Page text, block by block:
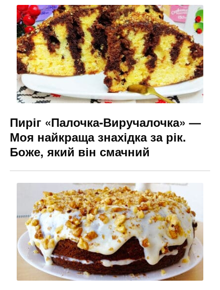
o
o
k
m n
g
er
Пиріг «Палочка-Виручалочка» —
Моя найкраща знахідка за рік.
Боже, який він смачний